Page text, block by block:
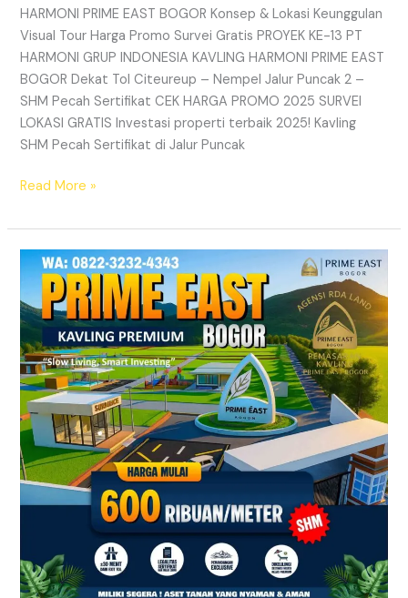
HARMONI PRIME EAST BOGOR Konsep & Lokasi Keunggulan
Visual Tour Harga Promo Survei Gratis PROYEK KE-13 PT
HARMONI GRUP INDONESIA KAVLING HARMONI PRIME EAST
BOGOR Dekat Tol Citeureup – Nempel Jalur Puncak 2 –
SHM Pecah Sertifikat CEK HARGA PROMO 2025 SURVEI
LOKASI GRATIS Investasi properti terbaik 2025! Kavling
SHM Pecah Sertifikat di Jalur Puncak
Read More »
Kavling
SHM
Dekat
Exit
Tol
Citeureup
Bogor
Timur